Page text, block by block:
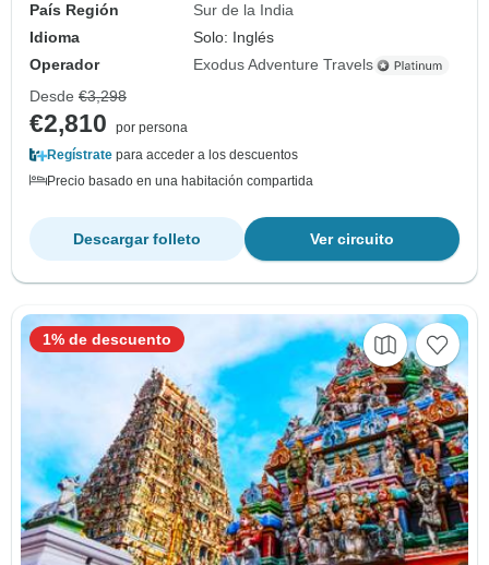
País Región
Sur de la India
Idioma
Solo: Inglés
Operador
Exodus Adventure Travels
Desde €3,298
€2,810
por persona
Regístrate para acceder a los descuentos
Precio basado en una habitación compartida
Ver circuito
Descargar folleto
1% de descuento